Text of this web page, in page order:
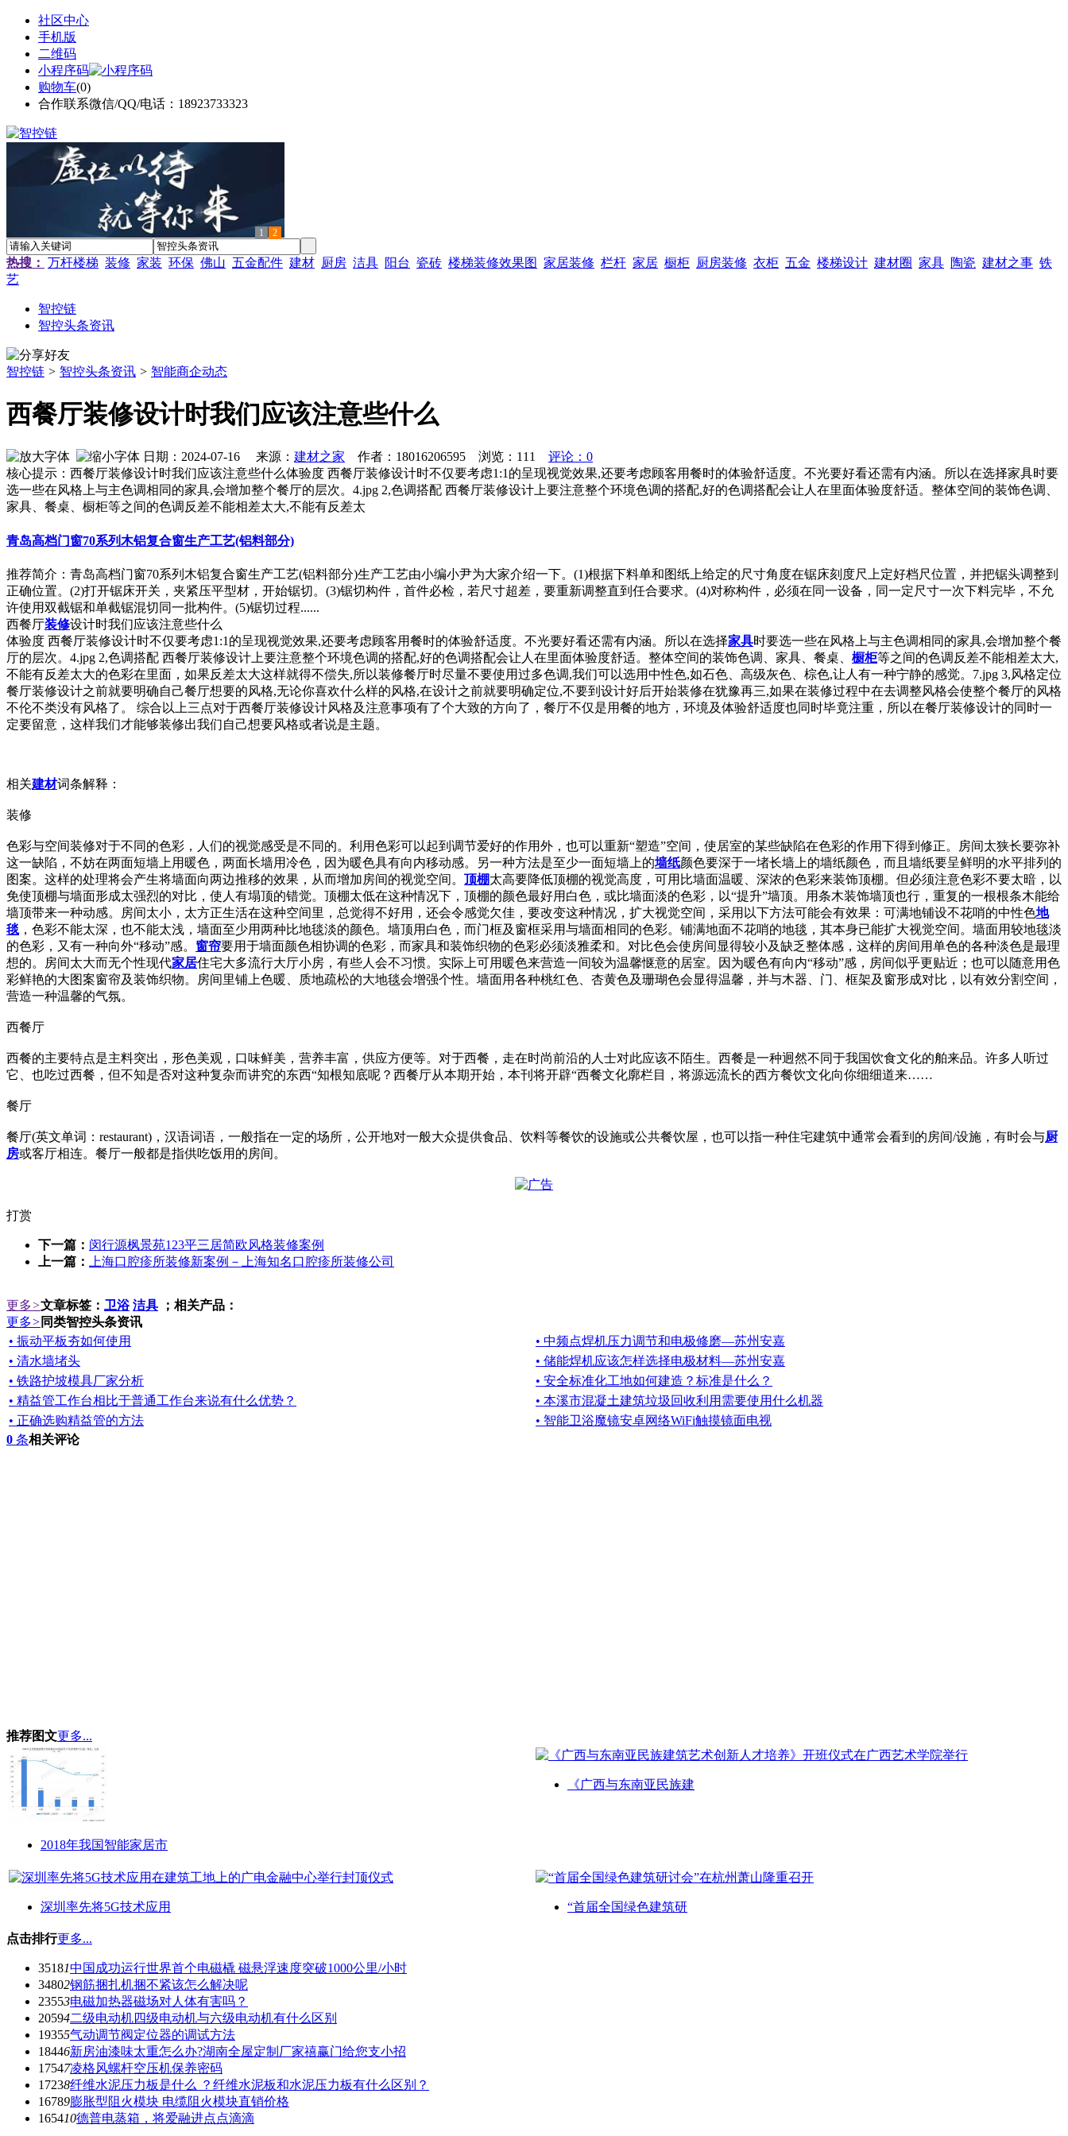
社区中心
手机版
二维码
小程序码
购物车(0)
合作联系微信/QQ/电话：18923733323
1 2
热搜： 万杆楼梯 装修 家装 环保 佛山 五金配件 建材 厨房 洁具 阳台 瓷砖 楼梯装修效果图 家居装修 栏杆 家居 橱柜 厨房装修 衣柜 五金 楼梯设计 建材圈 家具 陶瓷 建材之事 铁
艺
智控链
智控头条资讯
智控链 > 智控头条资讯 > 智能商企动态
西餐厅装修设计时我们应该注意些什么
日期：2024-07-16 来源： 建材之家 作者：18016206595 浏览： 111
评论：0
核心提示：西餐厅装修设计时我们应该注意些什么体验度 西餐厅装修设计时不仅要考虑1:1的呈现视觉效果,还要考虑顾客用餐时的体验舒适度。不光要好看还需有内涵。所以在选择家具时要
选一些在风格上与主色调相同的家具,会增加整个餐厅的层次。4.jpg 2,色调搭配 西餐厅装修设计上要注意整个环境色调的搭配,好的色调搭配会让人在里面体验度舒适。整体空间的装饰色调、
家具、餐桌、橱柜等之间的色调反差不能相差太大,不能有反差太
青岛高档门窗70系列木铝复合窗生产工艺(铝料部分)
推荐简介：青岛高档门窗70系列木铝复合窗生产工艺(铝料部分)生产工艺由小编小尹为大家介绍一下。(1)根据下料单和图纸上给定的尺寸角度在锯床刻度尺上定好档尺位置，并把锯头调整到
正确位置。(2)打开锯床开关，夹紧压平型材，开始锯切。(3)锯切构件，首件必检，若尺寸超差，要重新调整直到任合要求。(4)对称构件，必须在同一设备，同一定尺寸一次下料完毕，不允
许使用双截锯和单截锯混切同一批构件。(5)锯切过程......
西餐厅装修设计时我们应该注意些什么
体验度 西餐厅装修设计时不仅要考虑1:1的呈现视觉效果,还要考虑顾客用餐时的体验舒适度。不光要好看还需有内涵。所以在选择家具时要选一些在风格上与主色调相同的家具,会增加整个餐
厅的层次。4.jpg 2,色调搭配 西餐厅装修设计上要注意整个环境色调的搭配,好的色调搭配会让人在里面体验度舒适。整体空间的装饰色调、家具、餐桌、 橱柜等之间的色调反差不能相差太大,
不能有反差太大的色彩在里面，如果反差太大这样就得不偿失,所以装修餐厅时尽量不要使用过多色调,我们可以选用中性色,如石色、高级灰色、棕色,让人有一种宁静的感觉。7.jpg 3,风格定位
餐厅装修设计之前就要明确自己餐厅想要的风格,无论你喜欢什么样的风格,在设计之前就要明确定位,不要到设计好后开始装修在犹豫再三,如果在装修过程中在去调整风格会使整个餐厅的风格
不伦不类没有风格了。 综合以上三点对于西餐厅装修设计风格及注意事项有了个大致的方向了，餐厅不仅是用餐的地方，环境及体验舒适度也同时毕竟注重，所以在餐厅装修设计的同时一
定要留意，这样我们才能够装修出我们自己想要风格或者说是主题。
相关建材词条解释：
装修
色彩与空间装修对于不同的色彩，人们的视觉感受是不同的。利用色彩可以起到调节爱好的作用外，也可以重新“塑造”空间，使居室的某些缺陷在色彩的作用下得到修正。房间太狭长要弥补
这一缺陷，不妨在两面短墙上用暖色，两面长墙用冷色，因为暖色具有向内移动感。另一种方法是至少一面短墙上的墙纸颜色要深于一堵长墙上的墙纸颜色，而且墙纸要呈鲜明的水平排列的
图案。这样的处理将会产生将墙面向两边推移的效果，从而增加房间的视觉空间。 顶棚太高要降低顶棚的视觉高度，可用比墙面温暖、深浓的色彩来装饰顶棚。但必须注意色彩不要太暗，以
免使顶棚与墙面形成太强烈的对比，使人有塌顶的错觉。顶棚太低在这种情况下，顶棚的颜色最好用白色，或比墙面淡的色彩，以“提升”墙顶。用条木装饰墙顶也行，重复的一根根条木能给
墙顶带来一种动感。房间太小，太方正生活在这种空间里，总觉得不好用，还会令感觉欠佳，要改变这种情况，扩大视觉空间，采用以下方法可能会有效果：可满地铺设不花哨的中性色地
毯 ，色彩不能太深，也不能太浅，墙面至少用两种比地毯淡的颜色。墙顶用白色，而门框及窗框采用与墙面相同的色彩。铺满地面不花哨的地毯，其本身已能扩大视觉空间。墙面用较地毯淡
的色彩，又有一种向外“移动”感。 窗帘要用于墙面颜色相协调的色彩，而家具和装饰织物的色彩必须淡雅柔和。对比色会使房间显得较小及缺乏整体感，这样的房间用单色的各种淡色是最理
想的。房间太大而无个性现代家居住宅大多流行大厅小房，有些人会不习惯。实际上可用暖色来营造一间较为温馨惬意的居室。因为暖色有向内“移动”感，房间似乎更贴近；也可以随意用色
彩鲜艳的大图案窗帘及装饰织物。房间里铺上色暖、质地疏松的大地毯会增强个性。墙面用各种桃红色、杏黄色及珊瑚色会显得温馨，并与木器、门、框架及窗形成对比，以有效分割空间，
营造一种温馨的气氛。
西餐厅
西餐的主要特点是主料突出，形色美观，口味鲜美，营养丰富，供应方便等。对于西餐，走在时尚前沿的人士对此应该不陌生。西餐是一种迥然不同于我国饮食文化的舶来品。许多人听过
它、也吃过西餐，但不知是否对这种复杂而讲究的东西“知根知底呢？西餐厅从本期开始，本刊将开辟“西餐文化廓栏目，将源远流长的西方餐饮文化向你细细道来……
餐厅
餐厅(英文单词：restaurant)，汉语词语，一般指在一定的场所，公开地对一般大众提供食品、饮料等餐饮的设施或公共餐饮屋，也可以指一种住宅建筑中通常会看到的房间/设施，有时会与厨
房或客厅相连。餐厅一般都是指供吃饭用的房间。
打赏
下一篇： 闵行源枫景苑123平三居简欧风格装修案例
上一篇：
上海口腔疹所装修新案例－上海知名口腔疹所装修公司
更多>文章标签： 卫浴 洁具 ；相关产品：
更多> 同类智控头条资讯
• 振动平板夯如何使用
• 中频点焊机压力调节和电极修磨—苏州安嘉
• 清水墙堵头
• 储能焊机应该怎样选择电极材料—苏州安嘉
• 铁路护坡模具厂家分析
• 安全标准化工地如何建造？标准是什么？
• 精益管工作台相比于普通工作台来说有什么优势？
• 本溪市混凝土建筑垃圾回收利用需要使用什么机器
• 正确选购精益管的方法
• 智能卫浴魔镜安卓网络WiFi触摸镜面电视
0 条相关评论
推荐图文更多...
2018年我国智能家居市
《广西与东南亚民族建
深圳率先将5G技术应用 “首届全国绿色建筑研
点击排行更多...
35181中国成功运行世界首个电磁橇 磁悬浮速度突破1000公里/小时
34802钢筋捆扎机捆不紧该怎么解决呢
23553电磁加热器磁场对人体有害吗？
20594二级电动机四级电动机与六级电动机有什么区别
19355气动调节阀定位器的调试方法
18446新房油漆味太重怎么办?湖南全屋定制厂家禧赢门给您支小招
17547凌格风螺杆空压机保养密码
17238纤维水泥压力板是什么 ？纤维水泥板和水泥压力板有什么区别？
16789膨胀型阻火模块 电缆阻火模块直销价格
165410德普电蒸箱，将爱融进点点滴滴